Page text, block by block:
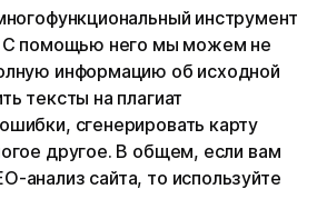
инструмент
С помощью него мы можем не
информацию об исходной
тексты на плагиат
сгенерировать карту
другое. В общем, если вам
анализ сайта, то используйте